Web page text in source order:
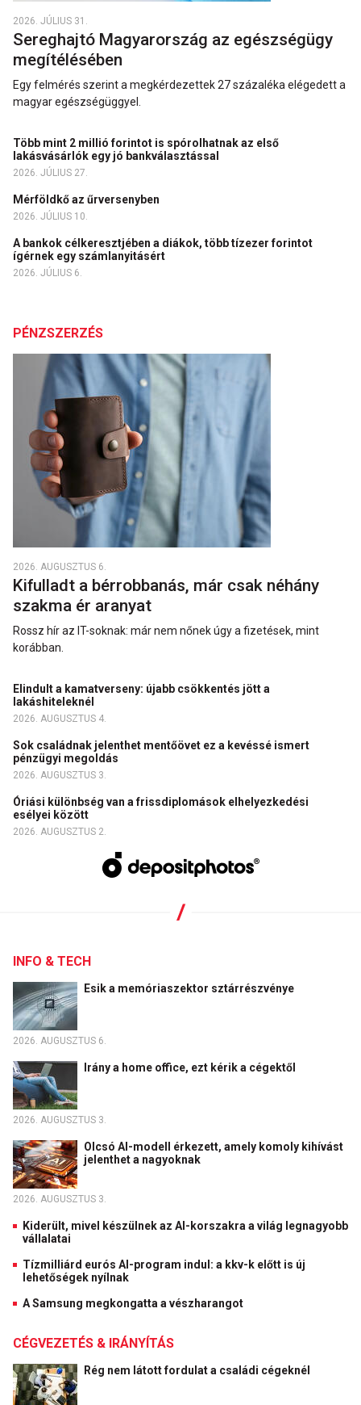
2026. JÚLIUS 31.
Sereghajtó Magyarország az egészségügy
megítélésében
Egy felmérés szerint a megkérdezettek 27 százaléka elégedett a
magyar egészségüggyel.
Több mint 2 millió forintot is spórolhatnak az első
lakásvásárlók egy jó bankválasztással
2026. JÚLIUS 27.
Mérföldkő az űrversenyben
2026. JÚLIUS 10.
A bankok célkeresztjében a diákok, több tízezer forintot
ígérnek egy számlanyitásért
2026. JÚLIUS 6.
PÉNZSZERZÉS
2026. AUGUSZTUS 6.
Kifulladt a bérrobbanás, már csak néhány
szakma ér aranyat
Rossz hír az IT-soknak: már nem nőnek úgy a fizetések, mint
korábban.
Elindult a kamatverseny: újabb csökkentés jött a
lakáshiteleknél
2026. AUGUSZTUS 4.
Sok családnak jelenthet mentőövet ez a kevéssé ismert
pénzügyi megoldás
2026. AUGUSZTUS 3.
Óriási különbség van a frissdiplomások elhelyezkedési
esélyei között
2026. AUGUSZTUS 2.
INFO & TECH
Esik a memóriaszektor sztárrészvénye
2026. AUGUSZTUS 6.
Irány a home office, ezt kérik a cégektől
2026. AUGUSZTUS 3.
Olcsó AI-modell érkezett, amely komoly kihívást
jelenthet a nagyoknak
2026. AUGUSZTUS 3.
Kiderült, mivel készülnek az AI-korszakra a világ legnagyobb
vállalatai
Tízmilliárd eurós AI-program indul: a kkv-k előtt is új
lehetőségek nyílnak
A Samsung megkongatta a vészharangot
CÉGVEZETÉS & IRÁNYÍTÁS
Rég nem látott fordulat a családi cégeknél